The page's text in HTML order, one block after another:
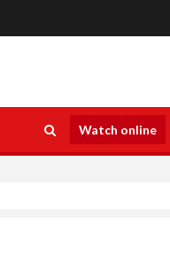
Watch online